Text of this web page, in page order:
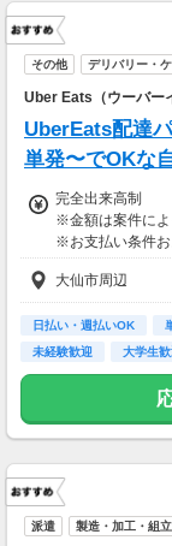
その他 デリバリー・
Uber Eats（ウーバー
UberEats配達
単発〜でOKな
完全出来高制
※金額は案件によ
※お支払い条件
大仙市周辺
日払い・週払いOK
未経験歓迎
大学生歓
派遣 製造・加工・組